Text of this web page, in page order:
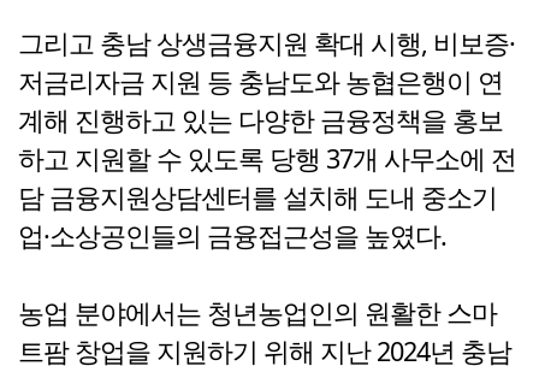
그리고 충남 상생금융지원 확대 시행, 비보증·
저금리자금 지원 등 충남도와 농협은행이 연
계해 진행하고 있는 다양한 금융정책을 홍보
하고 지원할 수 있도록 당행 37개 사무소에 전
담 금융지원상담센터를 설치해 도내 중소기
업·소상공인들의 금융접근성을 높였다.
농업 분야에서는 청년농업인의 원활한 스마
트팜 창업을 지원하기 위해 지난 2024년 충남